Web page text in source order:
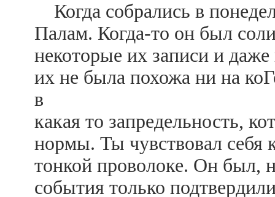
Когда собрались в
Палам. Когда-то он был
некоторые их записи и
их не была похожа ни на
в
какая то запредельность,
нормы. Ты чувствовал себя
тонкой проволоке. Он был,
события только